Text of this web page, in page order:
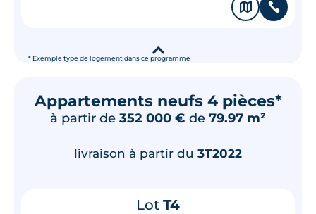
* Exemple type de logement dans ce programme
🗞 📞
▾
Appartements neufs 4 pièces*
à partir de 352 000 € de 79.97 m²
livraison à partir du 3T2022
Lot T4